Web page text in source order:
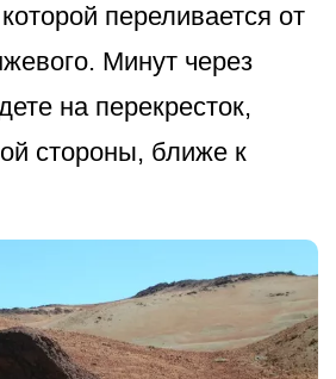
переливается от
Минут через
на перекресток,
стороны, ближе к